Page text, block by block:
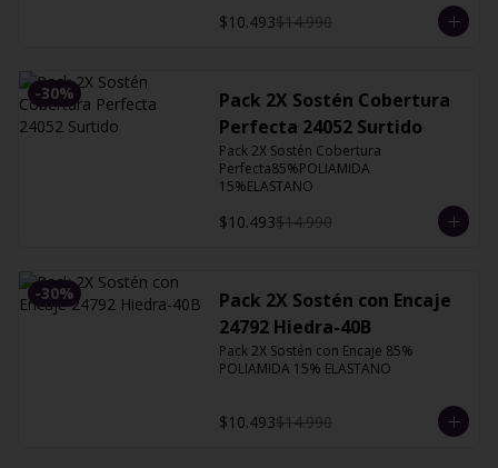
$10.493$14.990
-30%
Pack 2X Sostén Cobertura
Perfecta 24052 Surtido
Pack 2X Sostén Cobertura
Perfecta85%POLIAMIDA
15%ELASTANO
$10.493$14.990
-30%
Pack 2X Sostén con Encaje
24792 Hiedra-40B
Pack 2X Sostén con Encaje 85%
POLIAMIDA 15% ELASTANO
$10.493$14.990